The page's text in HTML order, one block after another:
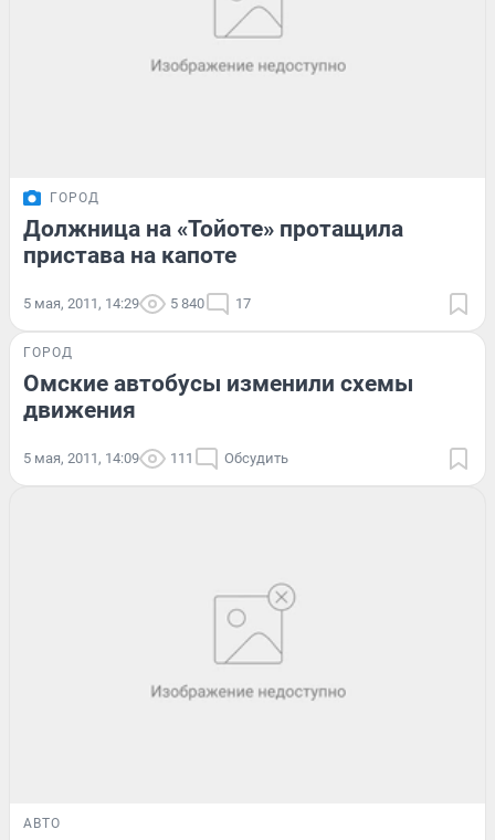
ГОРОД
Должница на «Тойоте» протащила
пристава на капоте
5 мая, 2011, 14:29 5 840 17
ГОРОД
Омские автобусы изменили схемы
движения
5 мая, 2011, 14:09 111 Обсудить
АВТО